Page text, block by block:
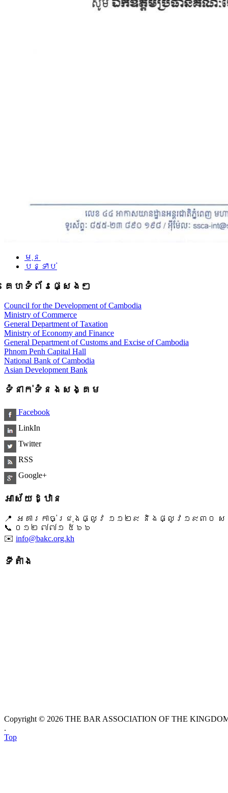
មុន
បន្ទាប់
គេហទំព័រផ្សេងៗ
Council for the Development of Cambodia
Ministry of Commerce
General Department of Taxation
Ministry of Economy and Finance
General Department of Customs and Excise of Cambodia
Phnom Penh Capital Hall
National Bank of Cambodia
Asian Development Bank
ទំនាក់ទំនងសង្គម
Facebook
LinkIn
Twitter
RSS
Google+
អាស័យដ្ឋាន
📍 អគារកាច់ជ្រុងផ្លូវ ១១២៩ និងផ្លូវ១៩៣០ ស
📞 ​០១២ ៧៧១ ៥៦៦
✉️ info@bakc.org.kh
ទីតាំង
Copyright © 2026 THE BAR ASSOCIATION OF THE
.
Top